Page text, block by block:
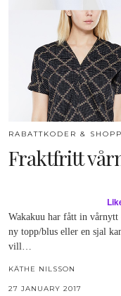
RABATTKODER &
Fraktfritt
Wakakuu har fått in
ny topp/blus eller en sjal
vill…
KÄTHE NILSSON
27 JANUARY 2017